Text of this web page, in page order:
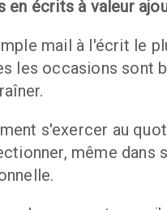
en écrits à valeur
mail à l'écrit le
les occasions sont
s'exercer au
même dans